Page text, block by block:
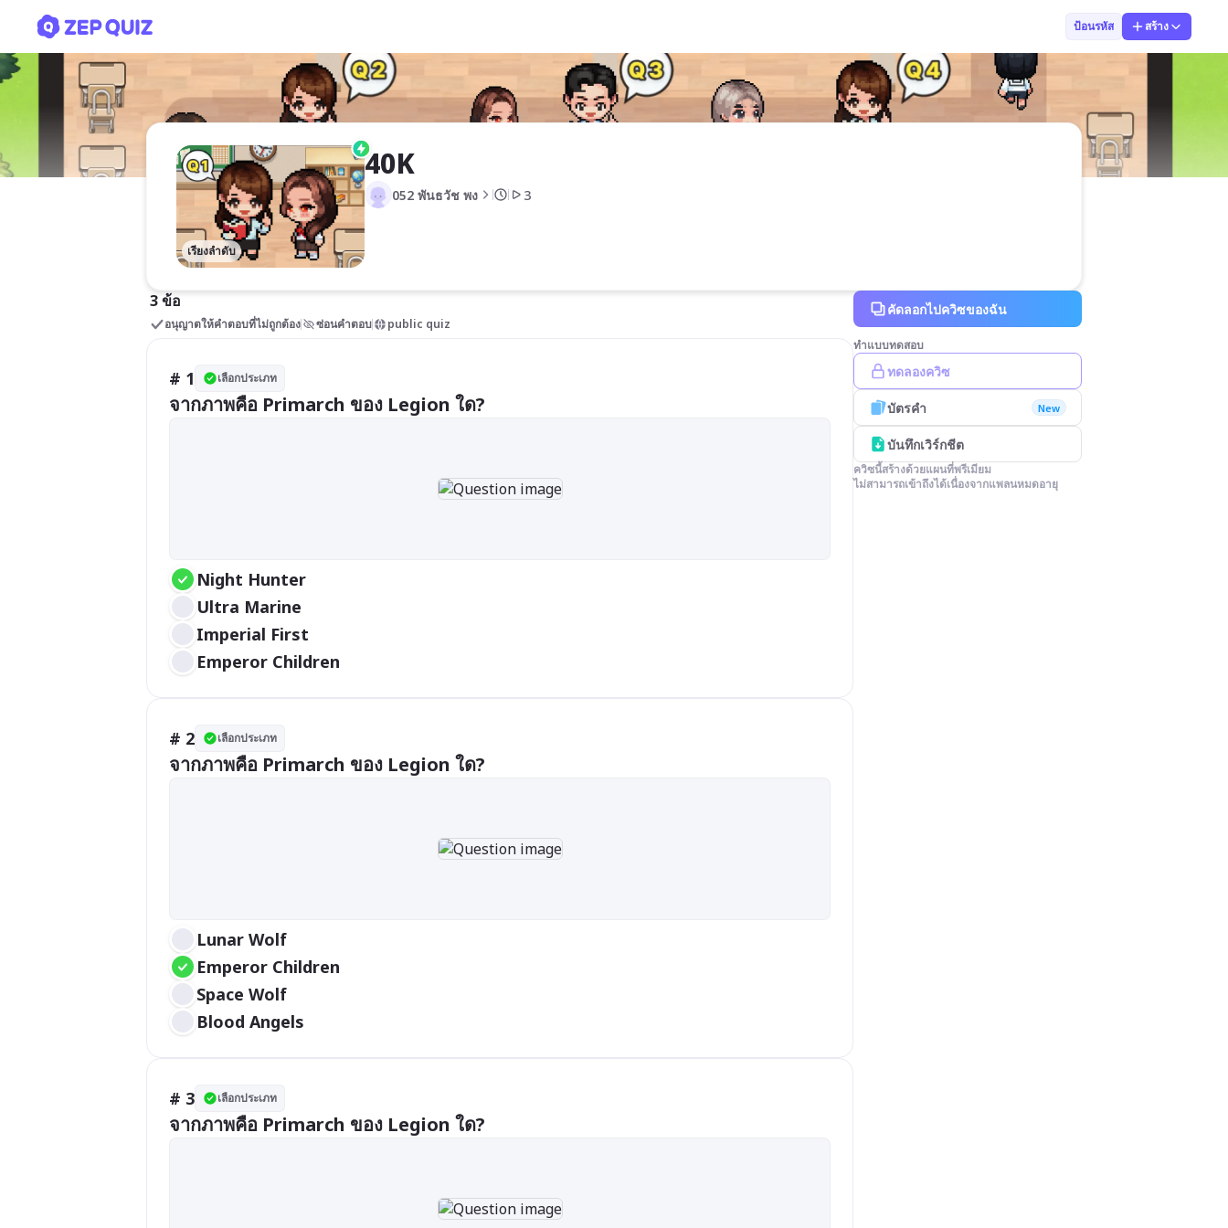
ป้อนรหัส สร้าง
เรียงลำดับ
40K
052 พันธวัช พง 3
3 ข้อ
อนุญาตให้คำตอบที่ไม่ถูกต้อง ซ่อนคำตอบ public quiz
# 1 เลือกประเภท
จากภาพคือ Primarch ของ Legion ใด?
Night Hunter
Ultra Marine
Imperial First
Emperor Children
# 2 เลือกประเภท
จากภาพคือ Primarch ของ Legion ใด?
Lunar Wolf
Emperor Children
Space Wolf
Blood Angels
# 3 เลือกประเภท
จากภาพคือ Primarch ของ Legion ใด?
คัดลอกไปควิซของฉัน
ทำแบบทดสอบ
ทดลองควิซ
บัตรคำ New
บันทึกเวิร์กชีต
ควิซนี้สร้างด้วยแผนที่พรีเมียม
ไม่สามารถเข้าถึงได้เนื่องจากแพลนหมดอายุ